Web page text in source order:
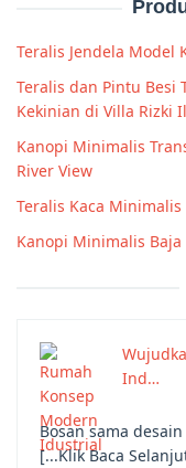
Teralis Jendela Model
Teralis dan Pintu Besi
Kekinian di Villa Rizki
Kanopi Minimalis
River View
Teralis Kaca Minimalis
Kanopi Minimalis
Ind…
Bosan sama
[...Klik Baca